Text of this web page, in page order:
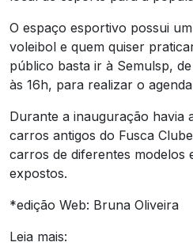
O espaço esportivo possui
voleibol e quem quiser
público basta ir à Semulsp,
às 16h, para realizar o
Durante a inauguração havia
carros antigos do Fusca
carros de diferentes modelos
expostos.
*edição Web: Bruna Oliveira
Leia mais: